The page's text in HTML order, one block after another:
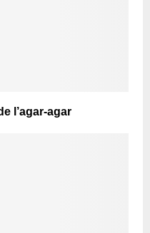
l’agar-agar